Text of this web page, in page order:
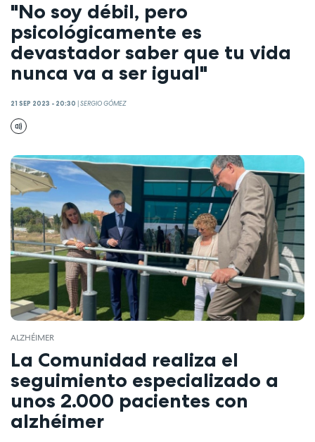
"No soy débil, pero
psicológicamente es
devastador saber que tu vida
nunca va a ser igual"
21 SEP 2023 - 20:30 SERGIO GÓMEZ
ALZHÉIMER
La Comunidad realiza el
seguimiento especializado a
unos 2.000 pacientes con
alzhéimer